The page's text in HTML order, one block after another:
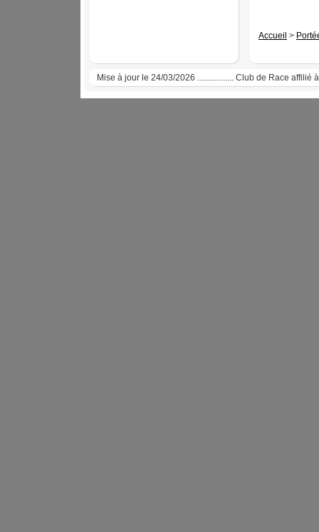
Accueil >
Mise à jour le 24/03/2026 ................. Club de Race